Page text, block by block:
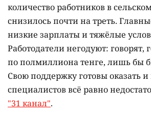
количество работников в
снизилось почти на треть.
низкие зарплаты и тяжёлые
Работодатели негодуют: говорят,
по полмиллиона тенге, лишь бы
Свою поддержку готовы оказать
специалистов всё равно
"31 канал".